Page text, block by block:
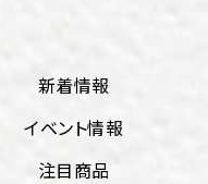
新着情報
イベント情報
注目商品